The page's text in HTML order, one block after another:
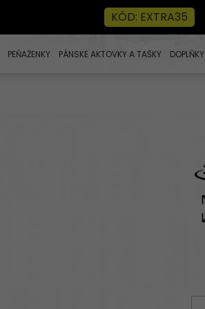
KÓD: EXTRA35
PEŇAŽENKY PÁNSKE AKTOVKY A TAŠKY DOPLŇKY